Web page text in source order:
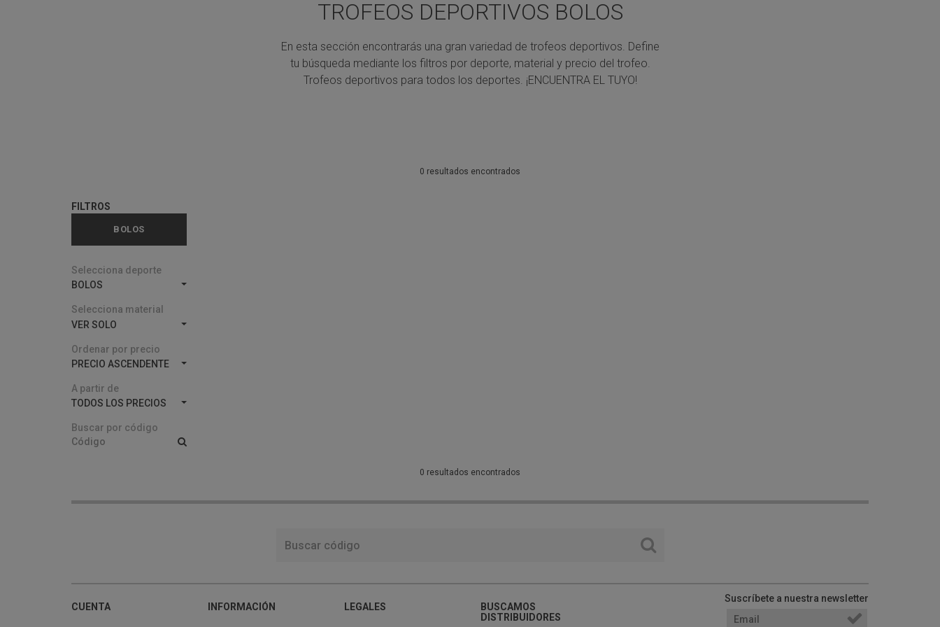
TROFEOS DEPORTIVOS BOLOS
En esta sección encontrarás una gran variedad de trofeos deportivos. Define
tu búsqueda mediante los filtros por deporte, material y precio del trofeo.
Trofeos deportivos para todos los deportes. ¡ENCUENTRA EL TUYO!
0 resultados encontrados
FILTROS
BOLOS
Selecciona deporte
BOLOS
Selecciona material
VER SOLO
Ordenar por precio
PRECIO ASCENDENTE
A partir de
TODOS LOS PRECIOS
Buscar por código
0 resultados encontrados
CUENTA INFORMACIÓN LEGALES
BUSCAMOS
DISTRIBUIDORES
Suscríbete a nuestra newsletter